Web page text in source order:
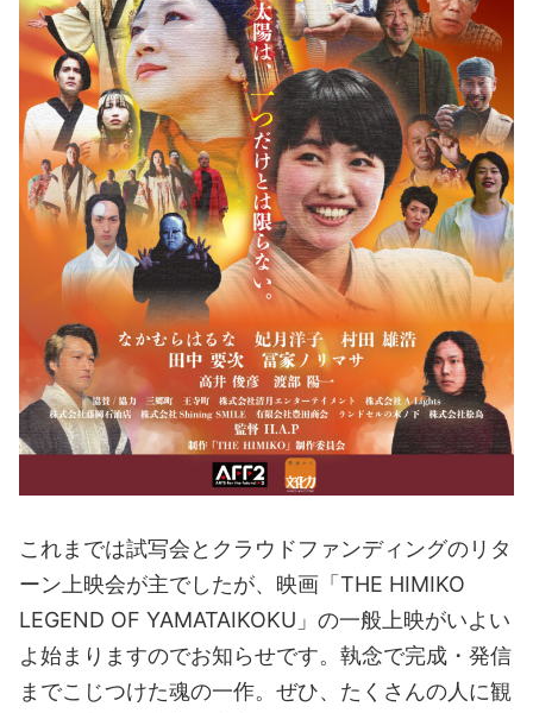
これまでは試写会とクラウドファンディングのリタ
ーン上映会が主でしたが、映画「THE HIMIKO
LEGEND OF YAMATAIKOKU」の一般上映がいよい
よ始まりますのでお知らせです。執念で完成・発信
までこじつけた魂の一作。ぜひ、たくさんの人に観